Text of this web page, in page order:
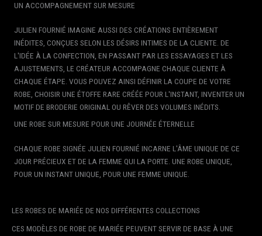
UN ACCOMPAGNEMENT SUR MESURE
JULIEN FOURNIÉ IMAGINE AUSSI DES CRÉATIONS ENTIÈREMENT
INÉDITES, CONÇUES SELON LES DÉSIRS INTIMES DE LA CLIENTE. DE
L'IDÉE À LA CONFECTION, EN PASSANT PAR LES ESSAYAGES ET LES
AJUSTEMENTS, LE CRÉATEUR ACCOMPAGNE CHAQUE CLIENTE À
CHAQUE ÉTAPE. VOUS POUVEZ AINSI DÉFINIR LA COUPE DE VOTRE
ROBE, CHOISIR UNE ÉTOFFE RARE CRÉÉE POUR L'INSTANT, INVENTER UN
MOTIF DE BRODERIE ORIGINAL OU RÊVER DES VOLUMES INÉDITS.
UNE ROBE SUR MESURE POUR UNE JOURNÉE ÉTERNELLE
CHAQUE ROBE SIGNÉE JULIEN FOURNIÉ INCARNE L'ÂME UNIQUE DE CE
JOUR PRÉCIEUX ET DE LA FEMME QUI LA PORTE. UNE ROBE UNIQUE,
POUR UN INSTANT UNIQUE, POUR UNE FEMME UNIQUE.
LES ROBES DE MARIÉE DE NOS DIFFÉRENTES COLLECTIONS
CES MODÈLES DE ROBE DE MARIÉE PEUVENT SERVIR DE BASE À UNE